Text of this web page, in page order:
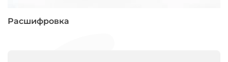
Расшифровка